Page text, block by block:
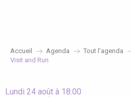
Accueil Agenda Tout l’agenda
Visit and Run
Lundi 24 août à 18:00